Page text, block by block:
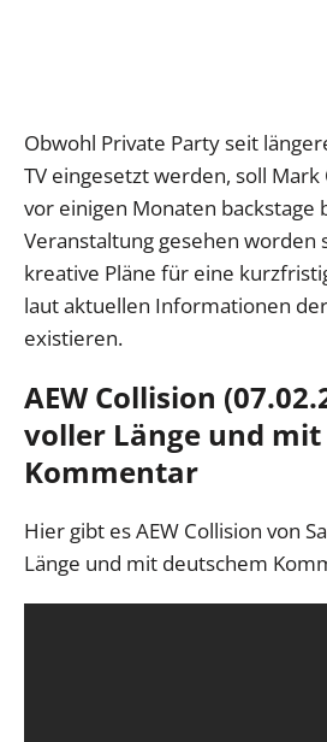
Obwohl Private Party seit
TV eingesetzt werden, soll
vor einigen Monaten backstage
Veranstaltung gesehen worden
kreative Pläne für eine
laut aktuellen Informationen
existieren.
AEW Collision
voller Länge und
Kommentar
Hier gibt es AEW Collision von
Länge und mit deutschem